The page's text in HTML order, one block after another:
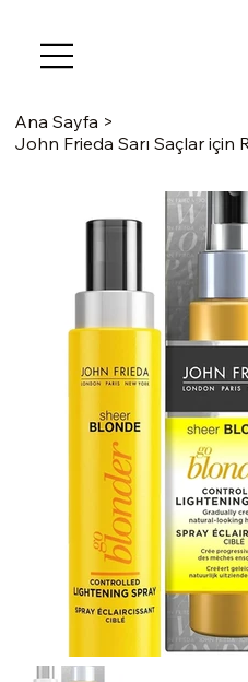
Ana Sayfa >
John Frieda Sarı Saçlar için